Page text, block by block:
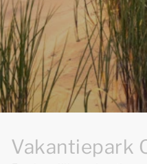
Vakantiepark